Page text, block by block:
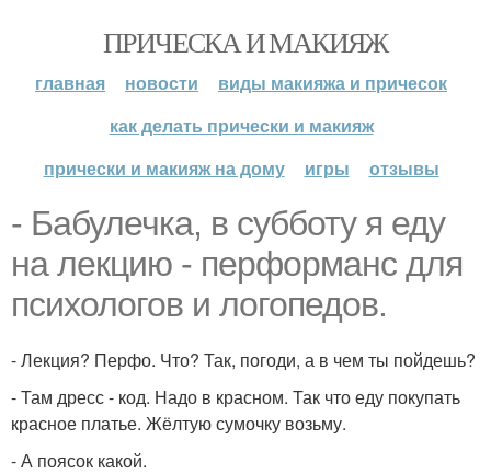
ПРИЧЕСКА И МАКИЯЖ
главная новости
виды макияжа и причесок
как делать прически и макияж
прически и макияж на дому
игры отзывы
- Бабулечка, в субботу я еду
на лекцию - перформанс для
психологов и логопедов.
- Лекция? Перфо. Что? Так, погоди, а в чем ты пойдешь?
- Там дресс - код. Надо в красном. Так что еду покупать
красное платье. Жёлтую сумочку возьму.
- А поясок какой.